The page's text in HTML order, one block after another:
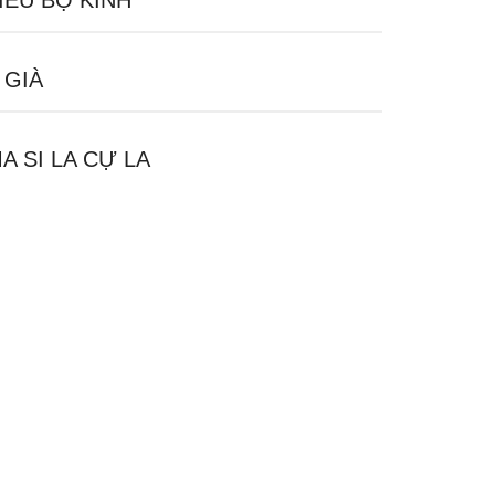
GIÀ
SI LA CỰ LA